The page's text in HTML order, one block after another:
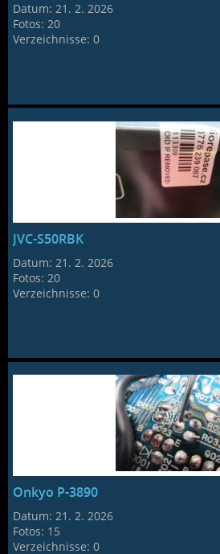
Datum:21. 2. 2026
Fotos:20
Verzeichnisse:0
JVC-S50RBK
Datum: 21. 2. 2026
Fotos: 20
Verzeichnisse:0
Onkyo P-3890
Datum:21. 2. 2026
Fotos: 15
Verzeichnisse:0